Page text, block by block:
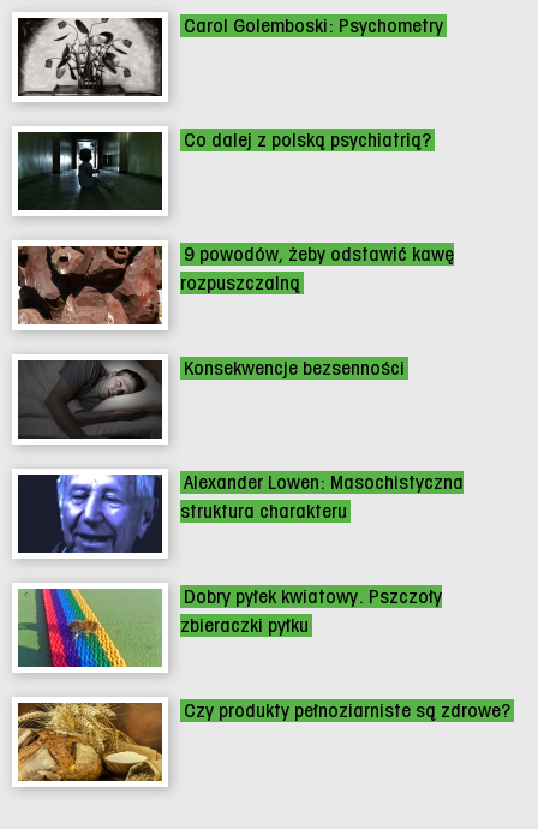
Carol Golemboski: Psychometry
Co dalej z polską psychiatrią?
9 powodów, żeby odstawić kawę
rozpuszczalną
Konsekwencje bezsenności
Alexander Lowen: Masochistyczna
struktura charakteru
Dobry pyłek kwiatowy. Pszczoły
zbieraczki pyłku
Czy produkty pełnoziarniste są zdrowe?